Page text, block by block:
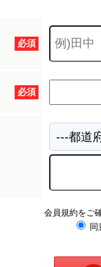
必須
必須
会員規約をご
同